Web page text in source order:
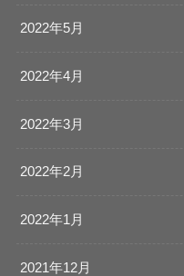
2022年5月
2022年4月
2022年3月
2022年2月
2022年1月
2021年12月